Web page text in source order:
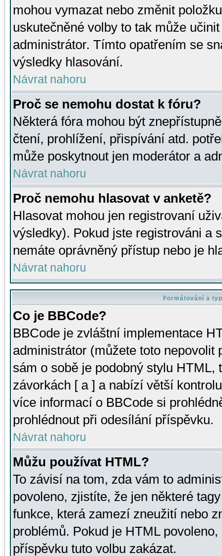
mohou vymazat nebo změnit
uskutečněné volby to tak může
administrátor. Tímto opatřením se
výsledky hlasování.
Návrat nahoru
Proč se nemohu dostat k fóru?
Některá fóra mohou být
čtení, prohlížení, přispívání atd.
může poskytnout jen moderátor a
Návrat nahoru
Proč nemohu hlasovat v anketě?
Hlasovat mohou jen registrovaní
výsledky). Pokud jste registrováni a
nemáte oprávněný přístup nebo je
Návrat nahoru
Formátování a
Co je BBCode?
BBCode je zvláštní implementace
administrátor (můžete toto
sám o sobě je podobný stylu HTML,
závorkách [ a ] a nabízí větší
více informací o BBCode si
prohlédnout při odesílání příspěvku.
Návrat nahoru
Můžu používat HTML?
To závisí na tom, zda vám to
povoleno, zjistíte, že jen některé
funkce, která zamezí zneužití nebo
problémů. Pokud je HTML
příspěvku tuto volbu zakázat.